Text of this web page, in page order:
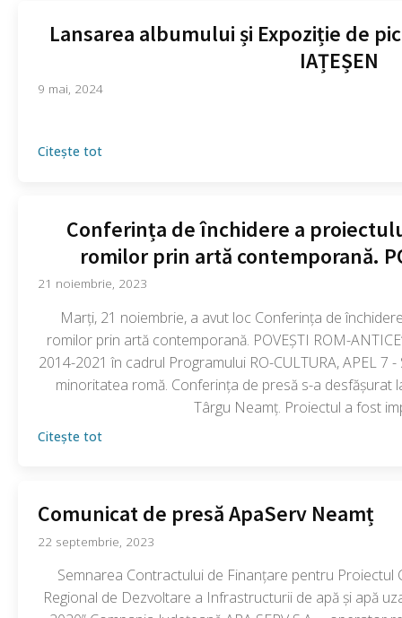
Lansarea albumului și Expoziție de
IAȚEȘEN
9 mai, 2024
Citește tot
Conferința de închidere a
romilor prin artă contemporană.
21 noiembrie, 2023
Marți, 21 noiembrie, a avut loc Conferința de
romilor prin artă contemporană. POVEȘTI ROM-
2014-2021 în cadrul Programului RO-CULTURA, APEL 7
minoritatea romă. Conferința de presă s-a desfășurat
Târgu Neamț. Proiectul a fost
Citește tot
Comunicat de presă ApaServ Neamț
22 septembrie, 2023
Semnarea Contractului de Finanțare pentru Proiectul
Regional de Dezvoltare a Infrastructurii de apă şi apă